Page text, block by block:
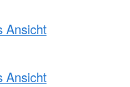
Ansicht
Ansicht